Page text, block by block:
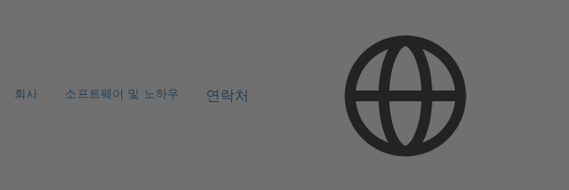
회사 소프트웨어 및 노하우 연락처